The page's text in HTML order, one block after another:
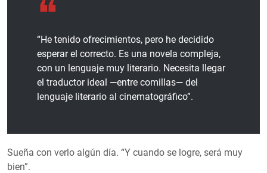
“He tenido ofrecimientos, pero he decidido
esperar el correcto. Es una novela compleja,
con un lenguaje muy literario. Necesita llegar
el traductor ideal —entre comillas— del
lenguaje literario al cinematográfico”.
Sueña con verlo algún día. “Y cuando se logre, será muy
bien”.